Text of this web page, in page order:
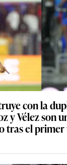
con la
y Vélez son
tras el